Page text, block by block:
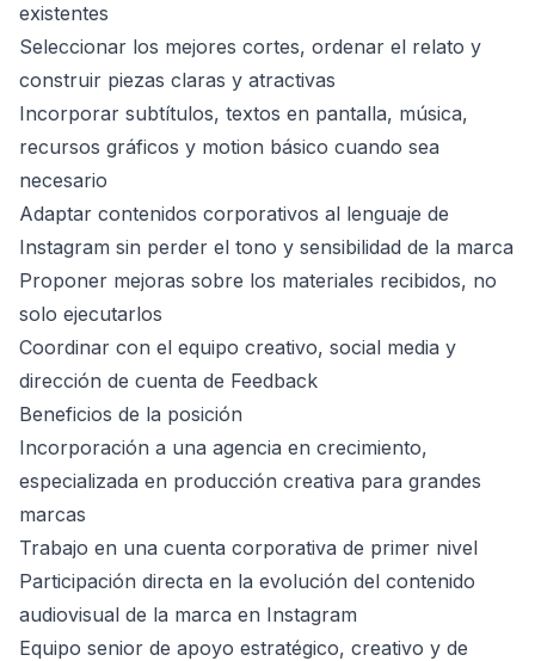
existentes
Seleccionar los mejores cortes, ordenar el relato y
construir piezas claras y atractivas
Incorporar subtítulos, textos en pantalla, música,
recursos gráficos y motion básico cuando sea
necesario
Adaptar contenidos corporativos al lenguaje de
Instagram sin perder el tono y sensibilidad de la marca
Proponer mejoras sobre los materiales recibidos, no
solo ejecutarlos
Coordinar con el equipo creativo, social media y
dirección de cuenta de Feedback
Beneficios de la posición
Incorporación a una agencia en crecimiento,
especializada en producción creativa para grandes
marcas
Trabajo en una cuenta corporativa de primer nivel
Participación directa en la evolución del contenido
audiovisual de la marca en Instagram
Equipo senior de apoyo estratégico, creativo y de